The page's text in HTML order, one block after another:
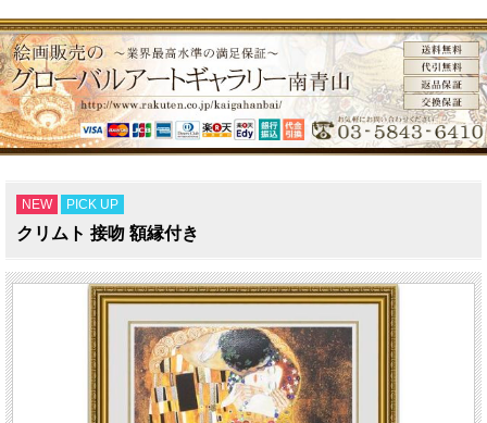
NEW PICK UP
クリムト 接吻 額縁付き